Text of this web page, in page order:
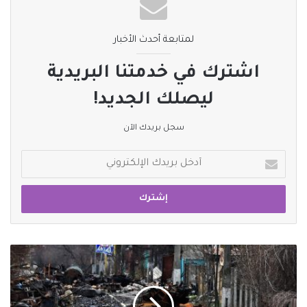
لمتابعة أحدث الأخبار
اشترك في خدمتنا البريدية
ليصلك الجديد!
سجل بريدك الآن
بريدك
الإلكتروني
أوكرانيا
تعلن
مقتل
200